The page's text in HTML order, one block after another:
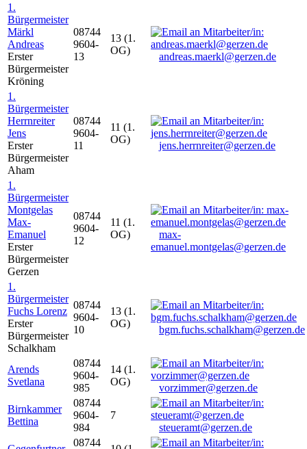
1.
Bürgermeister
Märkl
Andreas
Erster
Bürgermeister
Kröning
08744
9604-
13
13 (1.
OG)
andreas.maerkl@gerzen.de
1.
Bürgermeister
Herrnreiter
Jens
Erster
Bürgermeister
Aham
08744
9604-
11
11 (1.
OG)
jens.herrnreiter@gerzen.de
1.
Bürgermeister
Montgelas
Max-
Emanuel
Erster
Bürgermeister
Gerzen
08744
9604-
12
11 (1.
OG)
max-
emanuel.montgelas@gerzen.de
1.
Bürgermeister
Fuchs Lorenz
Erster
Bürgermeister
Schalkham
08744
9604-
10
13 (1.
OG)
bgm.fuchs.schalkham@gerzen.de
Arends
Svetlana
08744
9604-
985
14 (1.
OG)
vorzimmer@gerzen.de
Birnkammer
Bettina
08744
9604-
984
7
steueramt@gerzen.de
08744